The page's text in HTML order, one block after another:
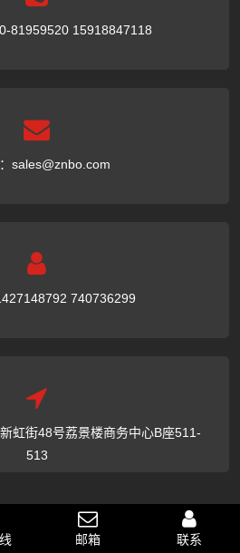
81959520 15918847118
sales@znbo.com
740736299
虹街48号荔景楼商务中心B座511-
513
关于我们 新闻动态
邮箱 联系